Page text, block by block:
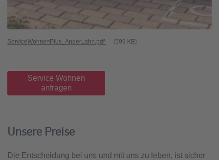
ServiceWohnenPlus_AnderLahn.pdf (599 KB)
Service Wohnen
anfragen
Unsere Preise
Die Entscheidung bei uns und mit uns zu leben, ist sicher